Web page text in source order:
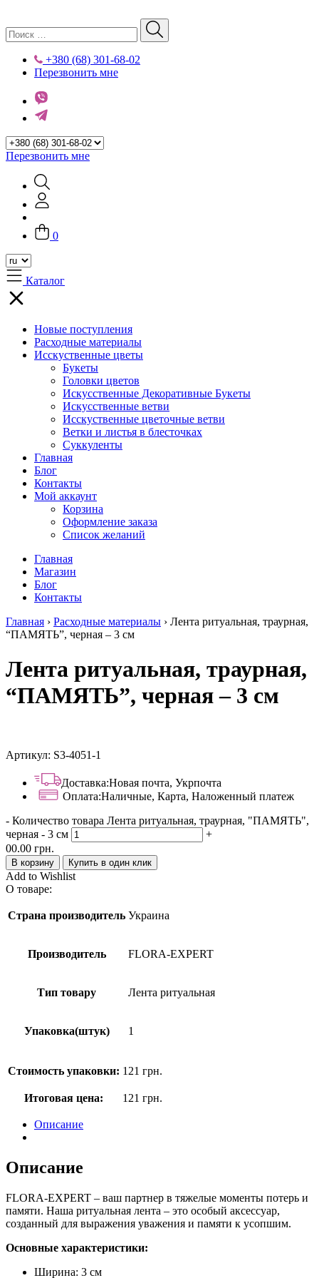
+380 (68) 301-68-02
Перезвонить мне
Перезвонить мне
0
Каталог
Новые поступления
Расходные материалы
Исскуственные цветы
Букеты
Головки цветов
Искусственные Декоративные Букеты
Искусственные ветви
Исскуственные цветочные ветви
Ветки и листья в блесточках
Суккуленты
Главная
Блог
Контакты
Мой аккаунт
Корзина
Оформление заказа
Список желаний
Главная
Магазин
Блог
Контакты
Главная › Расходные материалы › Лента ритуальная, траурная,
“ПАМЯТЬ”, черная – 3 см
Лента ритуальная, траурная,
“ПАМЯТЬ”, черная – 3 см
Артикул: S3-4051-1
Доставка:Новая почта, Укрпочта
Оплата:Наличные, Карта, Наложенный платеж
- Количество товара Лента ритуальная, траурная, "ПАМЯТЬ",
черная - 3 см
+
00.00 грн.
В корзину Купить в один клик
Add to Wishlist
О товаре:
Страна производитель Украина
Производитель FLORA-EXPERT
Тип товару Лента ритуальная
Упаковка(штук) 1
Стоимость упаковки: 121 грн.
Итоговая цена: 121 грн.
Описание
Описание
FLORA-EXPERT – ваш партнер в тяжелые моменты потерь и
памяти. Наша ритуальная лента – это особый аксессуар,
созданный для выражения уважения и памяти к усопшим.
Основные характеристики:
Ширина: 3 см